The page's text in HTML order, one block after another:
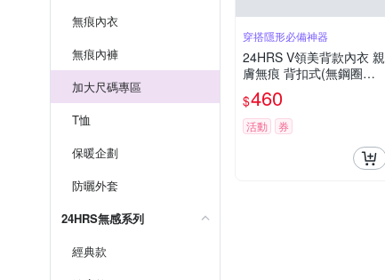
無痕內衣
無痕內褲
加大尺碼專區
T恤
保暖企劃
防曬外套
24HRS無感系列
經典款
穿搭隱形必備神器
24HRS V領美背款內衣 親
膚無痕 背扣式(無鋼圈內
衣 女內衣 女內著)
$460
活動 券